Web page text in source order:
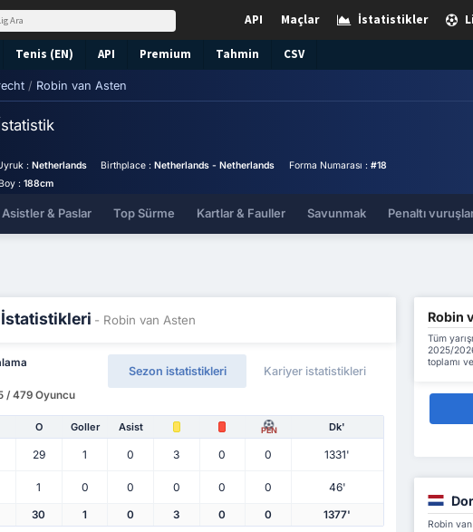
İstatistikler
Maçlar
API
Tenis (EN) API Premium Tahmin CSV
/ Robin van Asten
: Netherlands Birthplace :Netherlands - Netherlands Forma Numarası : #18
Boy : 188cm
Asistler & Paslar Top Sürme Kartlar & Fauller Savunmak Penaltı
- Robin van Asten
/ 479 Oyuncu
Sezon istatistikleri Kariyer istatistikleri
O Goller Asist PEN Dk'
29 1 0 3 0 0 1331'
1 0 0 0 0 0 46'
30 1 0 3 0 0 1377'
Robin
Tüm
2025/
toplamı
Robin